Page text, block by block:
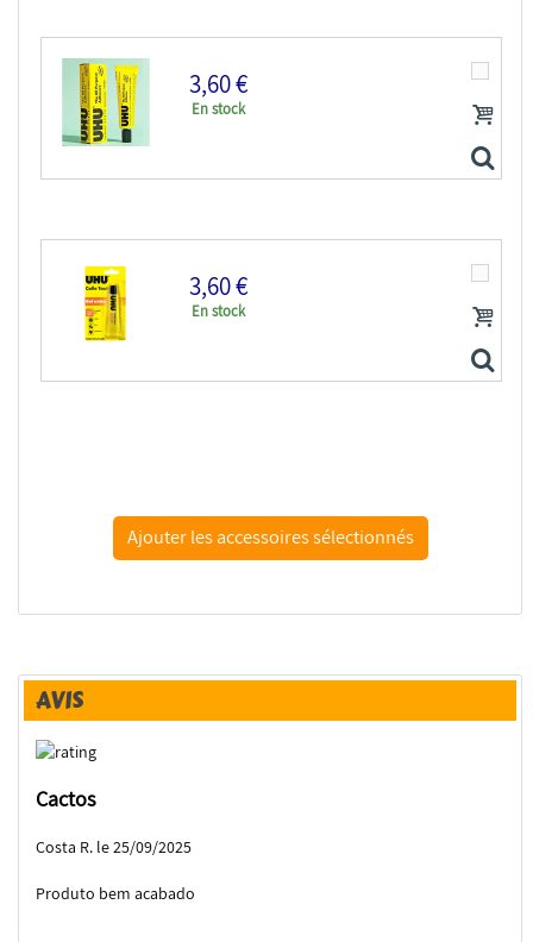
3,60 €
En stock
UHU 40759 Colle multi-usages UHU 35 ml
3,60 €
En stock
UHU 40747 Colle Multi-Matériaux Gel extra 31ml
AVIS
Cactos
Costa R. le 25/09/2025
Produto bem acabado